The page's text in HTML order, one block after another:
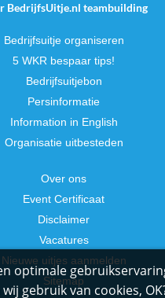
BedrijfsUitje.nl teambuilding
Bedrijfsuitje organiseren
5 WKR bespaar tips!
Bedrijfsuitjebon
Persinformatie
Information in English
Organisatie uitbesteden
Over ons
Event Certificaat
Disclaimer
Vacatures
Nieuwe uitjes aanmelden
Sitemap
optimale
gebruik van cookies,